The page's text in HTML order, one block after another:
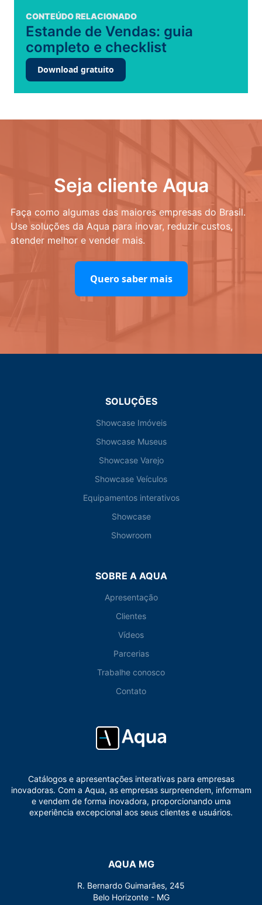
CONTEÚDO RELACIONADO
Estande de Vendas: guia
completo e checklist
Download gratuito
Seja cliente Aqua
Faça como algumas das maiores empresas do Brasil.
Use soluções da Aqua para inovar, reduzir custos,
atender melhor e vender mais.
Quero saber mais
SOLUÇÕES
Showcase Imóveis
Showcase Museus
Showcase Varejo
Showcase Veículos
Equipamentos interativos
Showcase
Showroom
SOBRE A AQUA
Apresentação
Clientes
Vídeos
Parcerias
Trabalhe conosco
Contato
Catálogos e apresentações interativas para empresas
inovadoras. Com a Aqua, as empresas surpreendem, informam
e vendem de forma inovadora, proporcionando uma
experiência excepcional aos seus clientes e usuários.
AQUA MG
R. Bernardo Guimarães, 245
Belo Horizonte - MG